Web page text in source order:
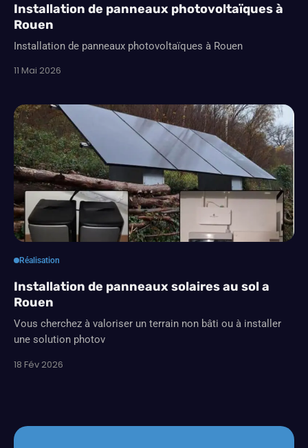
Installation de panneaux photovoltaïques à
Rouen
Installation de panneaux photovoltaïques à Rouen
11 Mai 2026
Réalisation
Installation de panneaux solaires au sol a
Rouen
Vous cherchez à valoriser un terrain non bâti ou à installer
une solution photov
18 Fév 2026